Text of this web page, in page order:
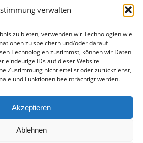
verwalten
zu bieten, verwenden wir Technologien wie
zu speichern und/oder darauf
Technologien zustimmst, können wir Daten
eindeutige IDs auf dieser Website
Zustimmung nicht erteilst oder zurückziehst,
und Funktionen beeinträchtigt werden.
Akzeptieren
Ablehnen
12 13
26 27 28